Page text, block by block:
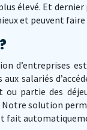
élevé. Et
et peuvent faire
d’entreprises
salariés
partie des
solution
fait